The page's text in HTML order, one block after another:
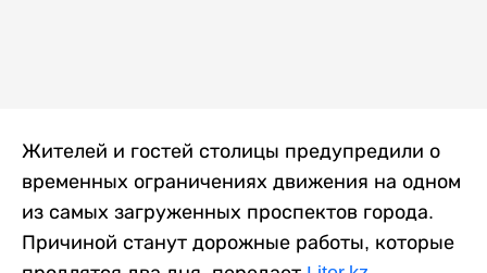
Жителей и гостей столицы предупредили о
временных ограничениях движения на одном
из самых загруженных проспектов города.
Причиной станут дорожные работы, которые